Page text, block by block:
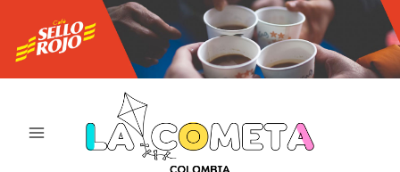
contenido